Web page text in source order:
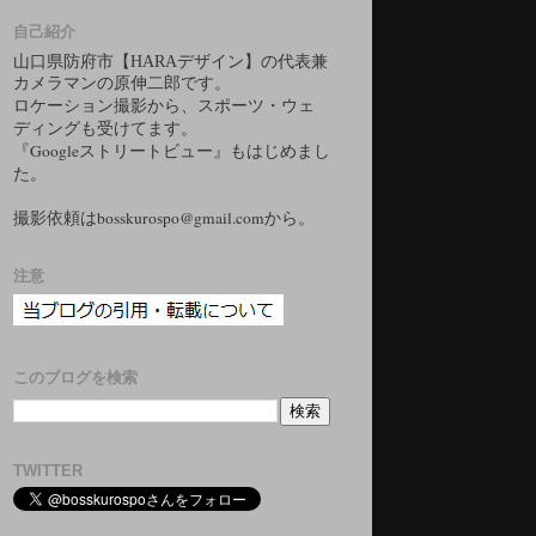
自己紹介
山口県防府市【HARAデザイン】の代表兼
カメラマンの原伸二郎です。
ロケーション撮影から、スポーツ・ウェ
ディングも受けてます。
『Googleストリートビュー』もはじめまし
た。
撮影依頼はbosskurospo@gmail.comから。
注意
このブログを検索
TWITTER